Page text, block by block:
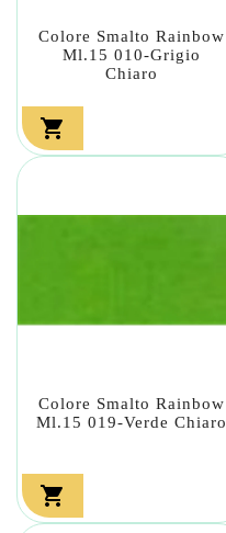
Colore Smalto Rainbow
Ml.15 010-Grigio
Chiaro

Colore Smalto Rainbow
Ml.15 019-Verde Chiaro
